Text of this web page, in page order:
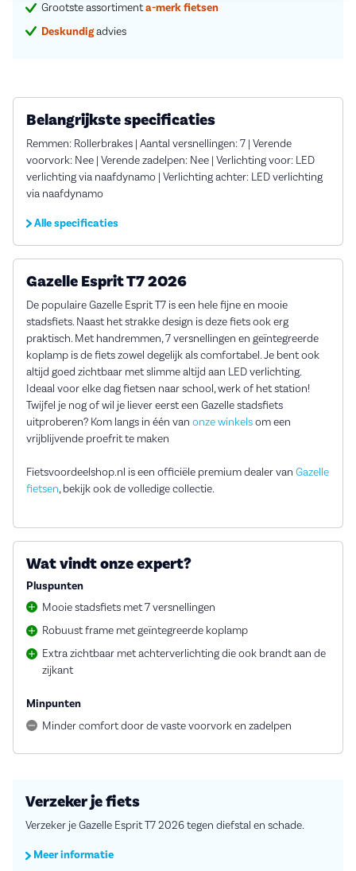
Grootste assortimenta-merk fietsen
Deskundigadvies
Belangrijkste specificaties
Remmen: Rollerbrakes | Aantal versnellingen: 7 | Verende
voorvork: Nee | Verende zadelpen: Nee | Verlichting voor: LED
verlichting via naafdynamo | Verlichting achter: LED verlichting
via naafdynamo
Alle specificaties
Gazelle Esprit T7 2026
De populaire Gazelle Esprit T7 is een hele fijne en mooie
stadsfiets. Naast het strakke design is deze fiets ook erg
praktisch. Met handremmen, 7 versnellingen en geïntegreerde
koplamp is de fiets zowel degelijk als comfortabel. Je bent ook
altijd goed zichtbaar met slimme altijd aan LED verlichting.
Ideaal voor elke dag fietsen naar school, werk of het station!
Twijfel je nog of wil je liever eerst een Gazelle stadsfiets
uitproberen? Kom langs in één van onze winkelsom een
vrijblijvende proefrit te maken
Fietsvoordeelshop.nl is een officiële premium dealer van Gazelle
fietsen, bekijk ook de volledige collectie.
Wat vindt onze expert?
Pluspunten
Mooie stadsfiets met 7 versnellingen
Robuust frame met geïntegreerde koplamp
Extra zichtbaar met achterverlichting die ook brandt aan de
zijkant
Minpunten
Minder comfort door de vaste voorvork en zadelpen
Verzeker je fiets
Verzeker je Gazelle Esprit T7 2026 tegen diefstal en schade.
Meer informatie